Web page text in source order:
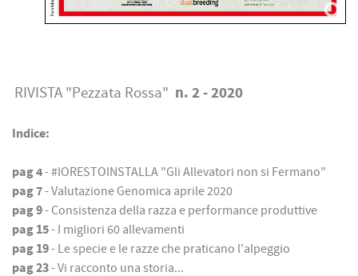
RIVISTA "Pezzata Rossa" n. 2 - 2020
Indice:
pag 4- #IORESTOINSTALLA "Gli Allevatori non si Fermano"
pag 7- Valutazione Genomica aprile 2020
pag 9- Consistenza della razza e performance produttive
pag 15- I migliori 60 allevamenti
pag 19- Le specie e le razze che praticano l'alpeggio
pag 23- Vi racconto una storia...